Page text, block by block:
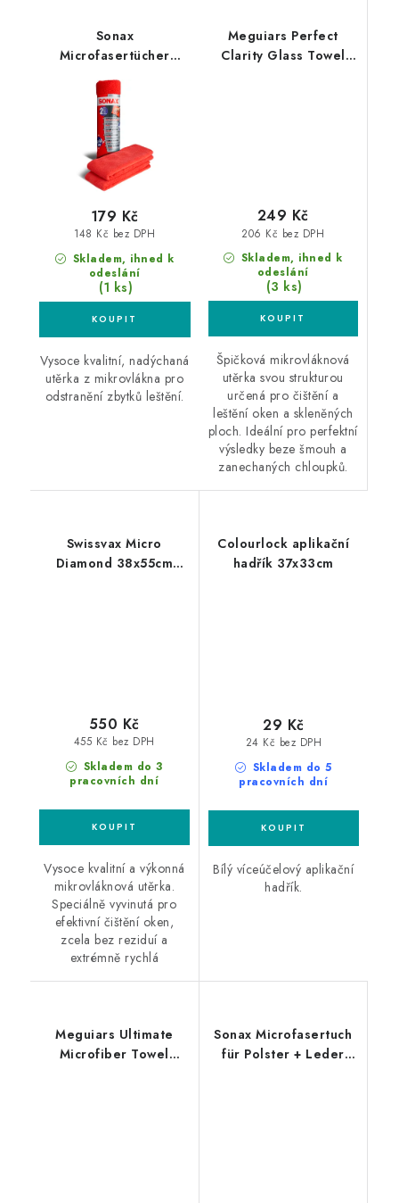
Sonax
Microfasertücher
mikrovláknová utěrka
Skladem, ihned k
odeslání
(1 ks)
148 Kč bez DPH
179 Kč
Vysoce kvalitní, nadýchaná
utěrka z mikrovlákna pro
odstranění zbytků leštění.
Meguiars Perfect
Clarity Glass Towel
Skladem, ihned k
odeslání
(3 ks)
206 Kč bez DPH
249 Kč
Špičková mikrovláknová
utěrka svou strukturou
určená pro čištění a
leštění oken a skleněných
ploch. Ideální pro perfektní
výsledky beze šmouh a
zanechaných chloupků.
Swissvax Micro
Diamond 38x55cm
Skladem do 3
pracovních dní
455 Kč bez DPH
550 Kč
Vysoce kvalitní a výkonná
mikrovláknová utěrka.
Speciálně vyvinutá pro
efektivní čištění oken,
zcela bez reziduí a
extrémně rychlá
Colourlock aplikační
hadřík 37x33cm
Skladem do 5
pracovních dní
24 Kč bez DPH
29 Kč
Bílý víceúčelový aplikační
hadřík.
Meguiars Ultimate
Microfiber Towel
Sonax Microfasertuch
für Polster + Leder